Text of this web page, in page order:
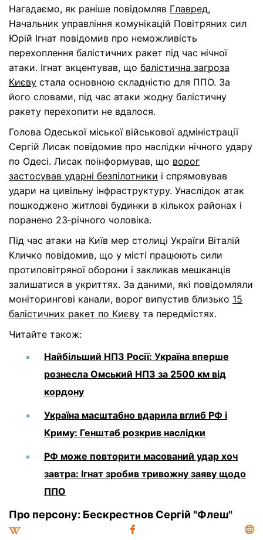
Нагадаємо, як раніше повідомляв Главред,
Начальник управління комунікацій Повітряних сил
Юрій Ігнат повідомив про неможливість
перехоплення балістичних ракет під час нічної
атаки. Ігнат акцентував, що балістична загроза
Києву стала основною складністю для ППО. За
його словами, під час атаки жодну балістичну
ракету перехопити не вдалося.
Голова Одеської міської військової адміністрації
Сергій Лисак повідомив про наслідки нічного удару
по Одесі. Лисак поінформував, що ворог
застосував ударні безпілотники і спрямовував
удари на цивільну інфраструктуру. Унаслідок атак
пошкоджено житлові будинки в кількох районах і
поранено 23‑річного чоловіка.
Під час атаки на Київ мер столиці Україги Віталій
Кличко повідомив, що у місті працюють сили
протиповітряної оборони і закликав мешканців
залишатися в укриттях. За даними, які повідомляли
моніторингові канали, ворог випустив близько 15
балістичних ракет по Києву та передмістях.
Читайте також:
Найбільший НПЗ Росії: Україна вперше
рознесла Омський НПЗ за 2500 км від
кордону
Україна масштабно вдарила вглиб РФ і
Криму: Генштаб розкрив наслідки
РФ може повторити масований удар хоч
завтра: Ігнат зробив тривожну заяву щодо
ППО
Про персону: Бескрестнов Сергій "Флеш"